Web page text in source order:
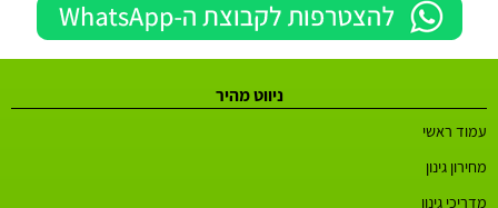
ניווט מהיר
עמוד ראשי
מחירון גינון
מדריכי גינון